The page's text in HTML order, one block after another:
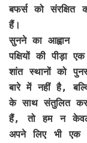
बफर्स को
हैं।
सुनने का आह्वान
पक्षियों की पीड़ा
शांत स्थानों को
बारे में नहीं है,
के साथ संतुलित
हैं, तो हम न केवल
अपने लिए भी एक